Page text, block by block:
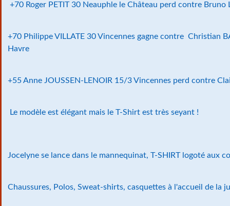
+70 Roger PETIT 30 Neauphle le Château perd contre Bruno
+70 Philippe VILLATE 30 Vincennes gagne contre Christian
Havre
+55 Anne JOUSSEN-LENOIR 15/3 Vincennes perd contre
Le modèle est élégant mais le T-Shirt est très seyant !
Jocelyne se lance dans le mannequinat, T-SHIRT logoté aux
Chaussures, Polos, Sweat-shirts, casquettes à l'accueil de la